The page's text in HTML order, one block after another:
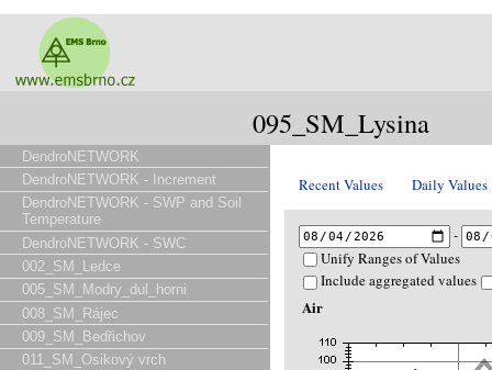
095_SM_Lysina
DendroNETWORK
DendroNETWORK - Increment
DendroNETWORK - SWP and Soil
Temperature
DendroNETWORK - SWC
002_SM_Ledce
005_SM_Modry_dul_horni
008_SM_Rájec
009_SM_Bedřichov
011_SM_Osikový vrch
Recent Values Daily Values
-
Unify Ranges of Values
Include aggregated values
Air